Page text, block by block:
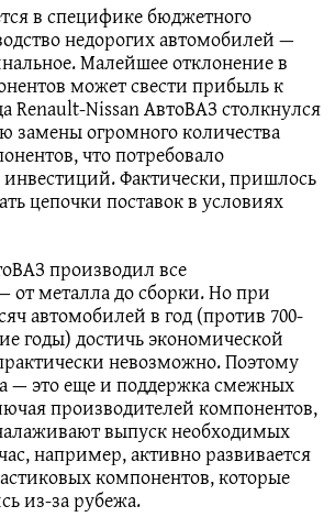
в специфике бюджетного
недорогих автомобилей —
Малейшее отклонение в
может свести прибыль к
Renault-Nissan АвтоВАЗ столкнулся
замены огромного количества
что потребовало
Фактически, пришлось
цепочки поставок в условиях
производил все
от металла до сборки. Но при
автомобилей в год (против 700-
годы) достичь экономической
невозможно. Поэтому
— это еще и поддержка смежных
производителей компонентов,
выпуск необходимых
например, активно развивается
компонентов, которые
из-за рубежа.